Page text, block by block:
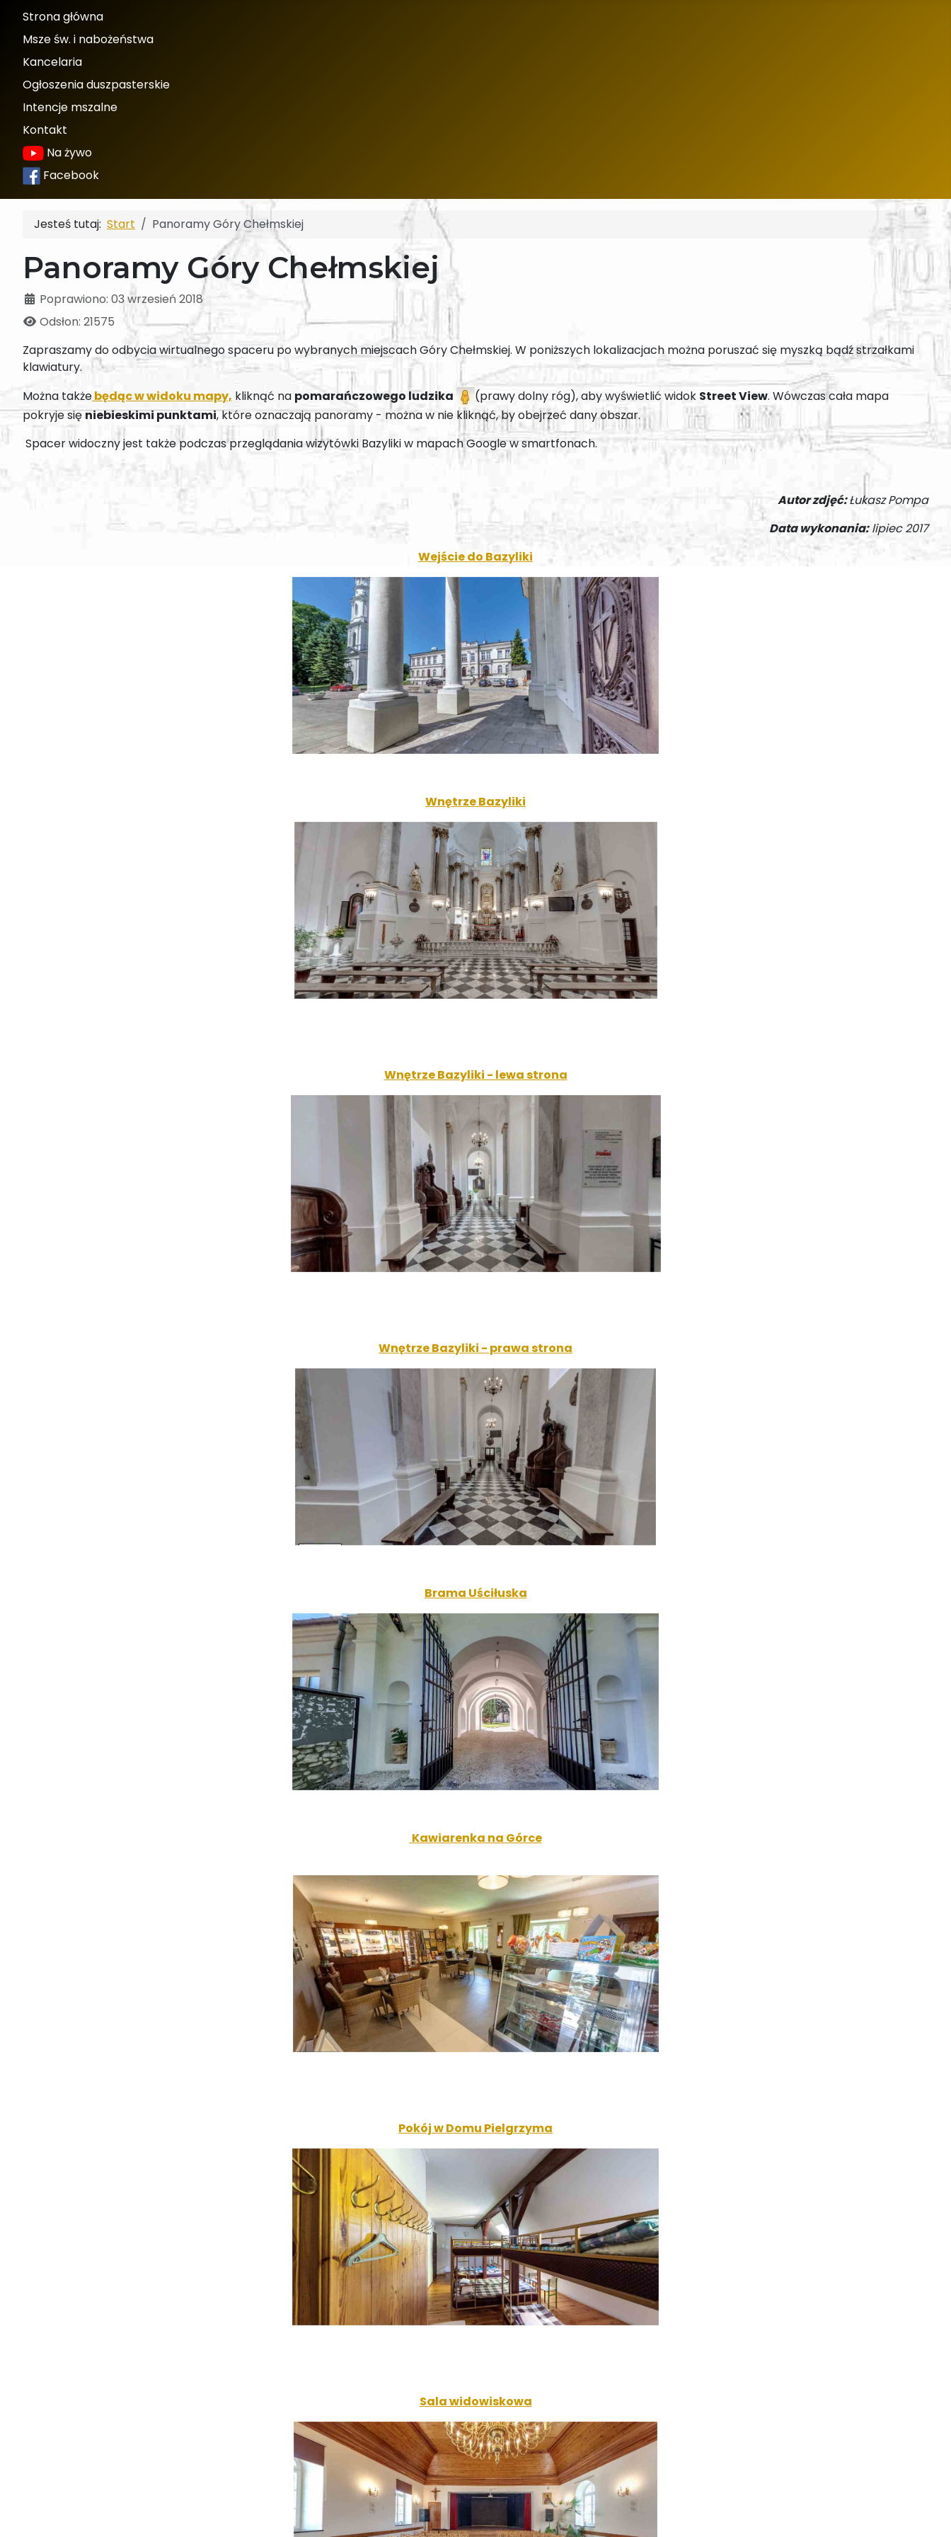
Strona główna
Msze św. i nabożeństwa
Kancelaria
Ogłoszenia duszpasterskie
Intencje mszalne
Kontakt
Na żywo
Facebook
Jesteś tutaj: Start Panoramy Góry Chełmskiej
Panoramy Góry Chełmskiej
Szczegóły
Poprawiono: 03 wrzesień 2018
Odsłon: 21575
Zapraszamy do odbycia wirtualnego spaceru po wybranych miejscach Góry Chełmskiej. W poniższych lokalizacjach można poruszać się myszką bądź strzałkami
klawiatury.
Można takżebędąc w widoku mapy, kliknąć na pomarańczowego ludzika (prawy dolny róg), aby wyświetlić widok Street View. Wówczas cała mapa
pokryje sięniebieskimi punktami, które oznaczają panoramy - można w nie kliknąć, by obejrzeć dany obszar.
Spacer widoczny jest także podczas przeglądania wizytówki Bazyliki w mapach Google w smartfonach.
Autor zdjęć:Łukasz Pompa
Data wykonania:lipiec 2017
Wejście do Bazyliki
Wnętrze Bazyliki
Wnętrze Bazyliki - lewa strona
Wnętrze Bazyliki - prawa strona
Brama Uściłuska
Kawiarenka na Górce
Pokój w Domu Pielgrzyma
Sala widowiskowa